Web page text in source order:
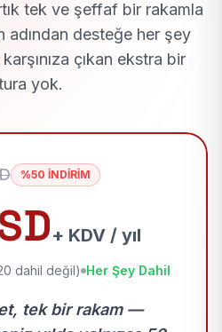
tek ve şeffaf bir rakamla
adından desteğe her şey
çıkan ekstra bir
yok.
%50 İNDİRİM
+ KDV / yıl
dahil değil) Her Şey Dahil
tek bir rakam —